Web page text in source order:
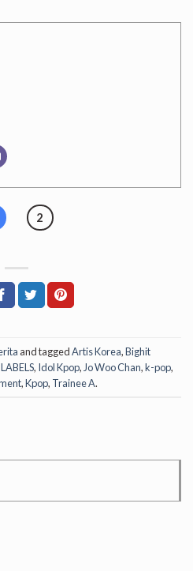
2
and taggedArtis Korea,Bighit
, Idol Kpop, Jo Woo Chan,k-pop,
,Kpop, Trainee A.